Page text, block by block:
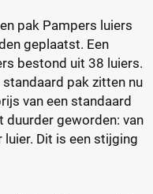
pak Pampers luiers
geplaatst. Een
bestond uit 38 luiers.
standaard pak zitten nu
van een standaard
duurder geworden: van
Dit is een stijging